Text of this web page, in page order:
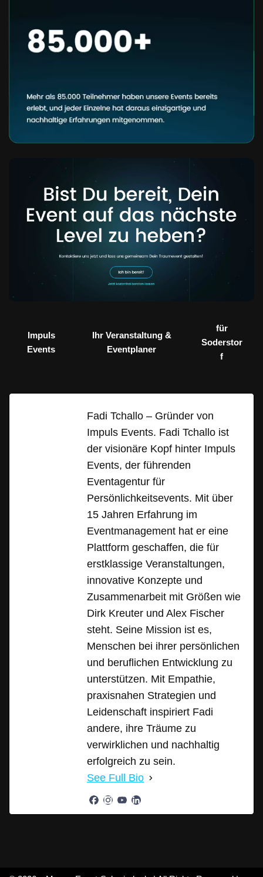
Impuls
Events
Ihr Veranstaltung &
Eventplaner
für
Soderstor
f
Fadi Tchallo – Gründer von
Impuls Events. Fadi Tchallo ist
der visionäre Kopf hinter Impuls
Events, der führenden
Eventagentur für
Persönlichkeitsevents. Mit über
15 Jahren Erfahrung im
Eventmanagement hat er eine
Plattform geschaffen, die für
erstklassige Veranstaltungen,
innovative Konzepte und
Zusammenarbeit mit Größen wie
Dirk Kreuter und Alex Fischer
steht. Seine Mission ist es,
Menschen bei ihrer persönlichen
und beruflichen Entwicklung zu
unterstützen. Mit Empathie,
praxisnahen Strategien und
Leidenschaft inspiriert Fadi
andere, ihre Träume zu
verwirklichen und nachhaltig
erfolgreich zu sein.
See Full Bio